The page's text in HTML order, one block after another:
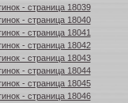
- страница 18039
- страница 18040
- страница 18041
- страница 18042
- страница 18043
- страница 18044
- страница 18045
- страница 18046